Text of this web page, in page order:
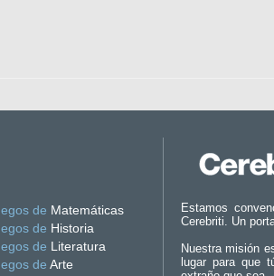
de Matemáticas
de Historia
de Literatura
de Arte
Estamos
Cerebriti. Un
Nuestra misión
lugar para que